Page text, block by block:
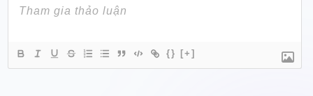
{} [+]